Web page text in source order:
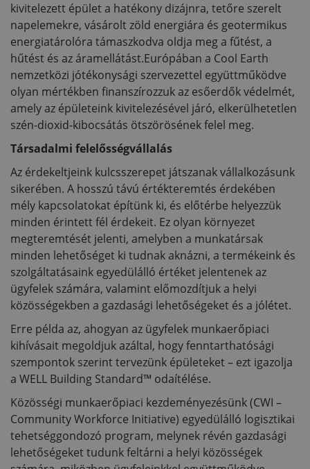
kivitelezett épület a hatékony dizájnra, tetőre szerelt
napelemekre, vásárolt zöld energiára és geotermikus
energiatárolóra támaszkodva oldja meg a fűtést, a
hűtést és az áramellátást.Európában a Cool Earth
nemzetközi jótékonysági szervezettel együttműködve
olyan mértékben finanszírozzuk az esőerdők védelmét,
amely az épületeink kivitelezésével járó, elkerülhetetlen
szén-dioxid-kibocsátás ötszörösének felel meg.
Társadalmi felelősségvállalás
Az érdekeltjeink kulcsszerepet játszanak vállalkozásunk
sikerében. A hosszú távú értékteremtés érdekében
mély kapcsolatokat építünk ki, és előtérbe helyezzük
minden érintett fél érdekeit. Ez olyan környezet
megteremtését jelenti, amelyben a munkatársak
minden lehetőséget ki tudnak aknázni, a termékeink és
szolgáltatásaink egyedülálló értéket jelentenek az
ügyfelek számára, valamint előmozdítjuk a helyi
közösségekben a gazdasági lehetőségeket és a jólétet.
Erre példa az, ahogyan az ügyfelek munkaerőpiaci
kihívásait megoldjuk azáltal, hogy fenntarthatósági
szempontok szerint tervezünk épületeket – ezt igazolja
a WELL Building Standard™ odaítélése.
Közösségi munkaerőpiaci kezdeményezésünk (CWI –
Community Workforce Initiative) egyedülálló logisztikai
tehetséggondozó program, melynek révén gazdasági
lehetőségeket tudunk feltárni a helyi közösségek